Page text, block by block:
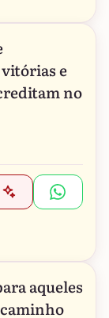
e
no
aqueles
caminho